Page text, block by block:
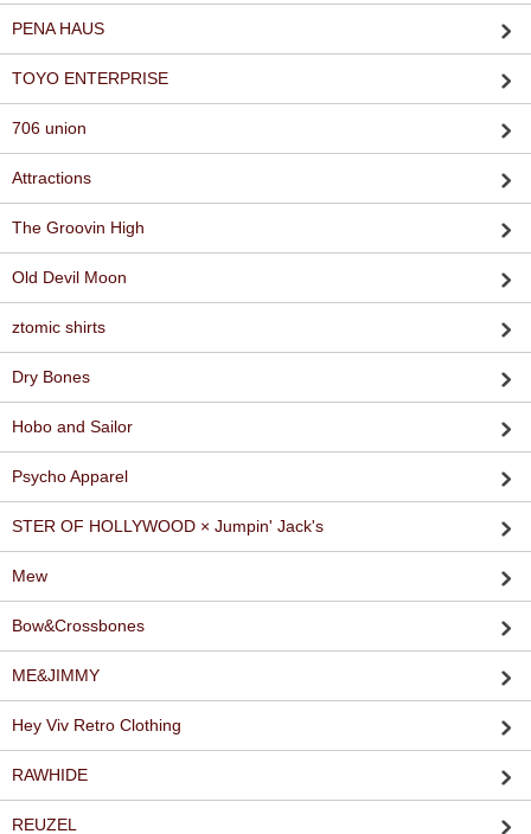
PENA HAUS
TOYO ENTERPRISE
706 union
Attractions
The Groovin High
Old Devil Moon
ztomic shirts
Dry Bones
Hobo and Sailor
Psycho Apparel
STER OF HOLLYWOOD × Jumpin' Jack's
Mew
Bow&Crossbones
ME&JIMMY
Hey Viv Retro Clothing
RAWHIDE
REUZEL